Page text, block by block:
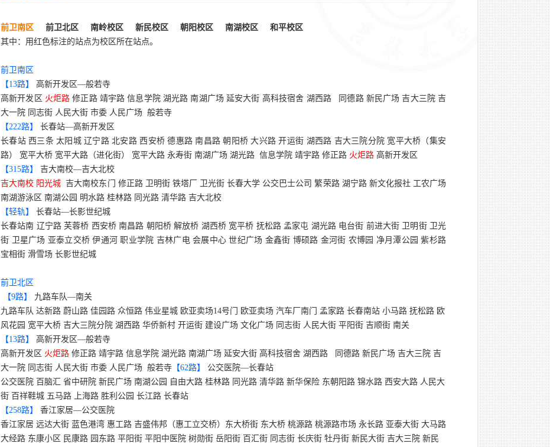
前卫南区 前卫北区 南岭校区 新民校区 朝阳校区 南湖校区
和平校区
其中：用红色标注的站点为校区所在站点。
前卫南区
【13路】
高新开发区—般若寺
高新开发区 火炬路 修正路 靖宇路 信息学院 湖光路 南湖广场 延安大街 高科技宿舍 湖西路
同德路 新民广场 吉大三院 吉
大一院 同志街 人民大街 市委 人民广场 般若寺
【222路】
长春站—高新开发区
长春站 西三条 太阳城 辽宁路 北安路 西安桥 德惠路 南昌路 朝阳桥 大兴路 开运街 湖西路 吉大三院分院 宽平大桥（集安
路） 宽平大桥 宽平大路（进化街） 宽平大路 永寿街 南湖广场 湖光路 信息学院 靖宇路 修正路 火炬路 高新开发区
【315路】
吉大南校—吉大北校
吉大南校 阳光城 吉大南校东门 修正路 卫明街 铁塔厂 卫光街 长春大学 公交巴士公司 繁荣路 湖宁路 新文化报社 工农广场
南湖游泳区 南湖公园 明水路 桂林路 同光路 清华路 吉大北校
【轻轨】
长春站—长影世纪城
长春站南 辽宁路 芙蓉桥 西安桥 南昌路 朝阳桥 解放桥 湖西桥 宽平桥 抚松路 孟家屯 湖光路 电台街 前进大街 卫明街 卫光
街 卫星广场 亚泰立交桥 伊通河 职业学院 吉林广电 会展中心 世纪广场 金鑫街 博硕路 金河街 农博园 净月潭公园 紫杉路
宝相街 滑雪场 长影世纪城
前卫北区
【9路】
九路车队—南关
九路车队 达新路 蔚山路 佳园路 众恒路 伟业星城 欧亚卖场14号门 欧亚卖场 汽车厂南门 孟家路 长春南站 小马路 抚松路 欧
风花园 宽平大桥 吉大三院分院 湖西路 华侨新村 开运街 建设广场 文化广场 同志街 人民大街 平阳街 吉顺街 南关
【13路】
高新开发区—般若寺
高新开发区 火炬路 修正路 靖宇路 信息学院 湖光路 南湖广场 延安大街 高科技宿舍 湖西路
同德路 新民广场 吉大三院 吉
大一院 同志街 人民大街 市委 人民广场 般若寺 【62路】
公交医院—长春站
公交医院 百脑汇 省中研院 新民广场 南湖公园 自由大路 桂林路 同光路 清华路 新华保险 东朝阳路 锦水路 西安大路 人民大
街 百祥鞋城 五马路 上海路 胜利公园 长江路 长春站
【258路】
香江家居—公交医院
香江家居 远达大街 蓝色港湾 惠工路 吉盛伟邦（惠工立交桥）东大桥街 东大桥 桃源路 桃源路市场 永长路 亚泰大街 大马路
大经路 东康小区 民康路 园东路 平阳街 平阳中医院 树勋街 岳阳街 百汇街 同志街 长庆街 牡丹街 新民大街 吉大三院 新民